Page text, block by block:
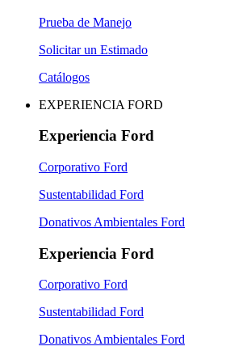
Prueba de Manejo
Solicitar un Estimado
Catálogos
EXPERIENCIA FORD
Experiencia Ford
Corporativo Ford
Sustentabilidad Ford
Donativos Ambientales Ford
Experiencia Ford
Corporativo Ford
Sustentabilidad Ford
Donativos Ambientales Ford